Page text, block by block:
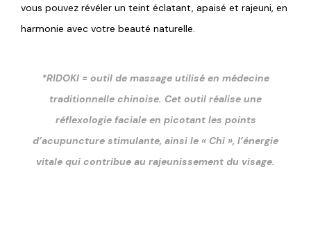
vous pouvez révéler un teint éclatant, apaisé et rajeuni, en
harmonie avec votre beauté naturelle.
*RIDOKI = outil de massage utilisé en médecine
traditionnelle chinoise. Cet outil réalise une
réflexologie faciale en picotant les points
d’acupuncture stimulante, ainsi le « Chi », l’énergie
vitale qui contribue au rajeunissement du visage.